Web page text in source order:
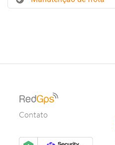
Contato